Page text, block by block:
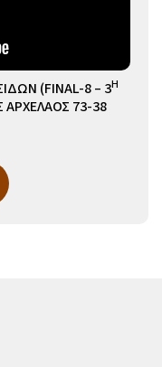
(FINAL-8 – 3Η
ΑΡΧΕΛΑΟΣ 73-38